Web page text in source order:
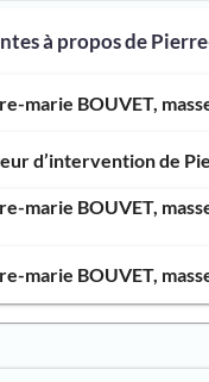
à propos de
marie BOUVET,
d’intervention de
marie BOUVET,
marie BOUVET,